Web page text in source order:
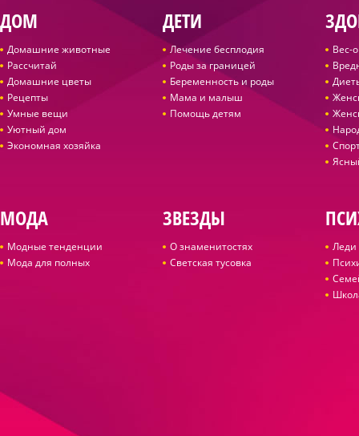
ДОМ
Домашние животные
Рассчитай
Домашние цветы
Рецепты
Умные вещи
Уютный дом
Экономная хозяйка
ДЕТИ
Лечение бесплодия
Роды за границей
Беременность и роды
Мама и малыш
Помощь детям
Вес-
МОДА
Модные тенденции
Мода для полных
ЗВЕЗДЫ
О знаменитостях
Светская тусовка
Леди